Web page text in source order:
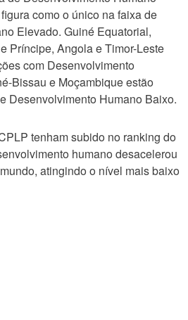
como o único na faixa de
Elevado. Guiné Equatorial,
Príncipe, Angola e Timor-Leste
com Desenvolvimento
Bissau e Moçambique estão
Desenvolvimento Humano Baixo.
tenham subido no ranking do
humano desacelerou
atingindo o nível mais baixo